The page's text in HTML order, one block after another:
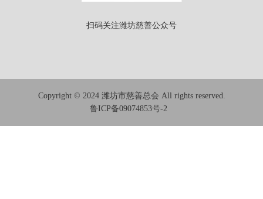
扫码关注潍坊慈善公众号
Copyright © 2024 潍坊市慈善总会 All rights reserved.
鲁ICP备09074853号-2